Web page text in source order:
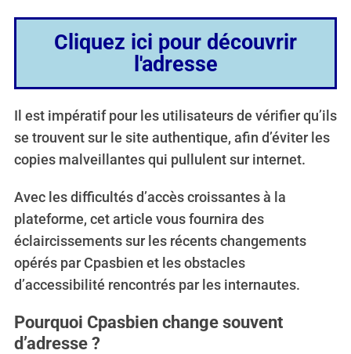
Cliquez ici pour découvrir
l'adresse
Il est impératif pour les utilisateurs de vérifier qu’ils
se trouvent sur le site authentique, afin d’éviter les
copies malveillantes qui pullulent sur internet.
Avec les difficultés d’accès croissantes à la
plateforme, cet article vous fournira des
éclaircissements sur les récents changements
opérés par Cpasbien et les obstacles
d’accessibilité rencontrés par les internautes.
Pourquoi Cpasbien change souvent
d’adresse ?